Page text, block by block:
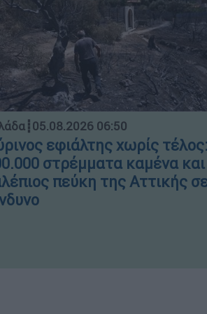
┋05.08.2026 06:50
εφιάλτης χωρίς τέλος:
στρέμματα καμένα
πεύκη της Αττικής